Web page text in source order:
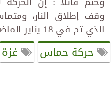
وقف إطلاق النار،
الذي تم في 18 يناير الماضي .
حركة حماس غزة